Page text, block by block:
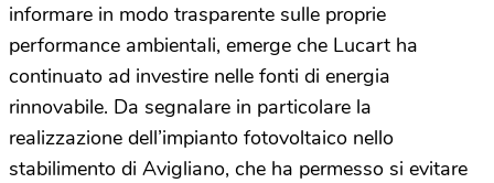
informare in modo trasparente sulle proprie
performance ambientali, emerge che Lucart ha
continuato ad investire nelle fonti di energia
rinnovabile. Da segnalare in particolare la
realizzazione dell’impianto fotovoltaico nello
stabilimento di Avigliano, che ha permesso si evitare